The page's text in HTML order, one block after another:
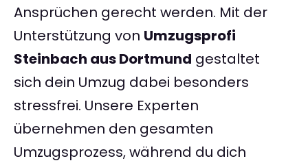
Ansprüchen gerecht werden. Mit der
Unterstützung von Umzugsprofi
Steinbach aus Dortmund gestaltet
sich dein Umzug dabei besonders
stressfrei. Unsere Experten
übernehmen den gesamten
Umzugsprozess, während du dich